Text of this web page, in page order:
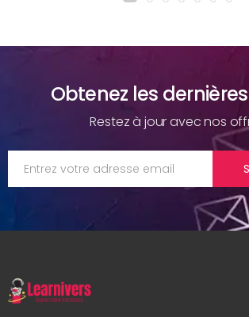
Obtenez les
Restez à jour avec nos